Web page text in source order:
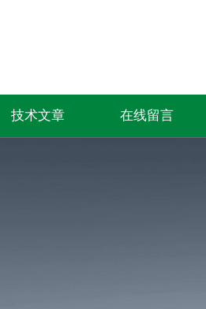
技术文章 在线留言